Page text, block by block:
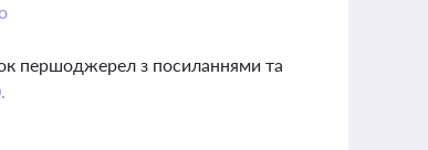
першоджерел з посиланнями та